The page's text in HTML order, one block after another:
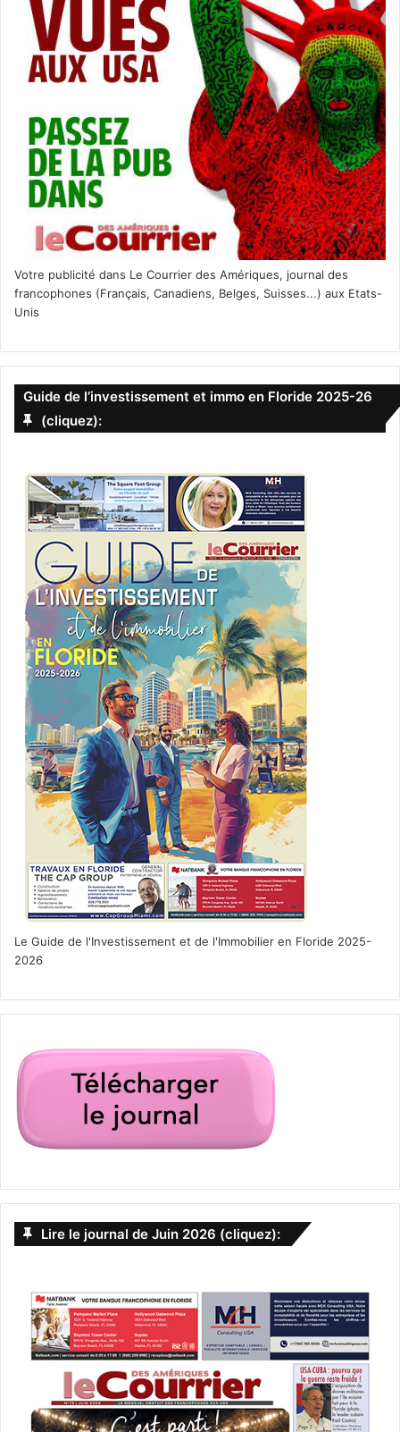
Votre publicité dans Le Courrier des Amériques, journal des
francophones (Français, Canadiens, Belges, Suisses...) aux Etats-
Unis
Guide de l’investissement et immo en Floride 2025-26
(cliquez):
Le Guide de l'Investissement et de l'Immobilier en Floride 2025-
2026
Lire le journal de Juin 2026 (cliquez):